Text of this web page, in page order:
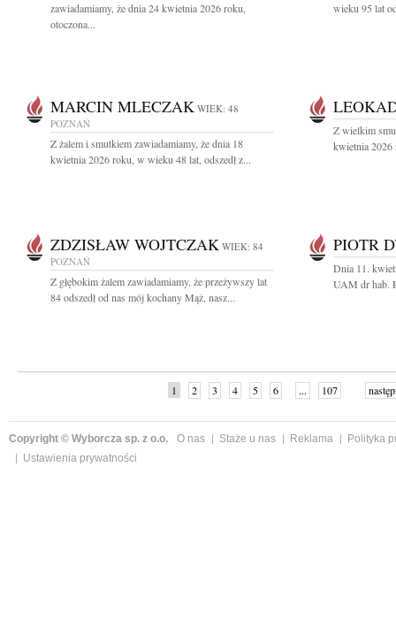
zawiadamiamy, że dnia 24 kwietnia 2026 roku,
otoczona...
wieku 95 lat
MARCIN MLECZAK WIEK: 48
POZNAŃ
Z żalem i smutkiem zawiadamiamy, że dnia 18
kwietnia 2026 roku, w wieku 48 lat, odszedł z...
Z wielkim
kwietnia 2026
ZDZISŁAW WOJTCZAK WIEK: 84
POZNAŃ
Z głębokim żalem zawiadamiamy, że przeżywszy lat
84 odszedł od nas mój kochany Mąż, nasz...
PIOTR
Dnia 11.
UAM dr hab.
1 2 3 4 5 6 ... 107
Copyright © Wyborcza sp. z o.o. O nas Staże u nas Reklama
Polityka
Ustawienia prywatności